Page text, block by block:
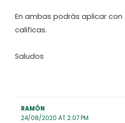
En ambas podrás aplicar
calificas.
Saludos
RAMÓN
24/08/2020 AT 2:07 PM